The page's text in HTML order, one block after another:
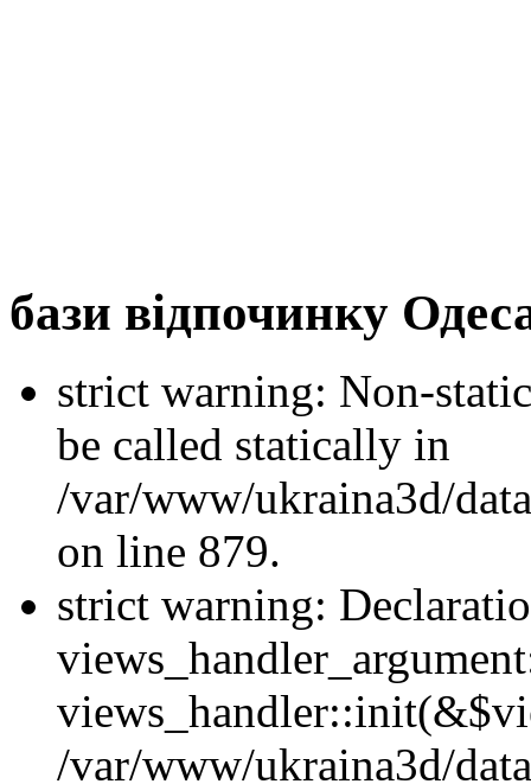
бази відпочинку
strict warning: Non-
be called statically in
/var/www/ukraina3d/
on line 879.
strict warning:
/var/www/ukraina3d/